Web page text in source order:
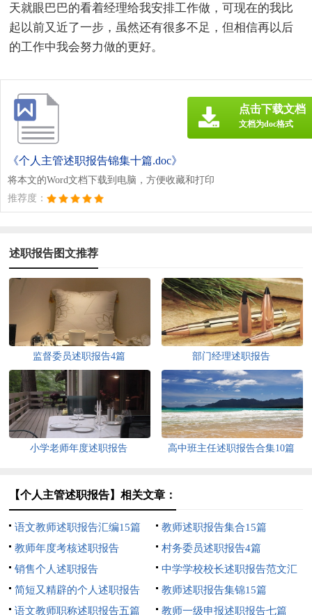
天就眼巴巴的看着经理给我安排工作做，可现在的我比
起以前又近了一步，虽然还有很多不足，但相信再以后
的工作中我会努力做的更好。
《个人主管述职报告锦集十篇.doc》
将本文的Word文档下载到电脑，方便收藏和打印
推荐度：
点击下载文档
文档为doc格式
述职报告图文推荐
监督委员述职报告4篇 部门经理述职报告
小学老师年度述职报告 高中班主任述职报告合集10篇
【个人主管述职报告】相关文章：
语文教师述职报告汇编15篇
教师述职报告集合15篇
教师年度考核述职报告
村务委员述职报告4篇
销售个人述职报告
中学学校校长述职报告范文汇
总6篇
简短又精辟的个人述职报告
教师述职报告集锦15篇
语文教师职称述职报告五篇
教师一级申报述职报告七篇